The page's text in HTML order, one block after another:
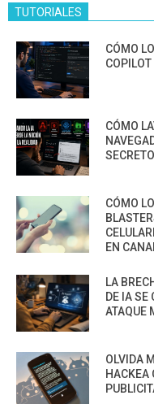
TUTORIALES
CÓMO
COPILOT
CÓMO
CÓMO
EN
LA
DE IA SE
ATAQUE
OLVIDA
HACKEA